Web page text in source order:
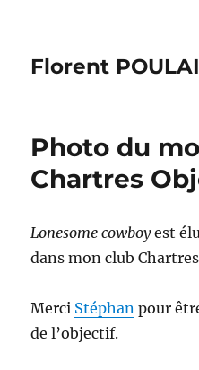
Florent
Photo du
Chartres
Lonesome cowboyest
dans mon club
Merci Stéphan pour
de l’objectif.